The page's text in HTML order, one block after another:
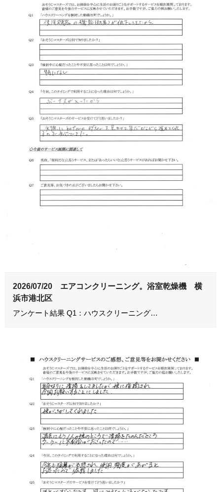
2026/07/20 エアコンクリーニング。浴室乾燥機 横
浜市港北区
アンケート結果 Q1：ハウスクリーニング…